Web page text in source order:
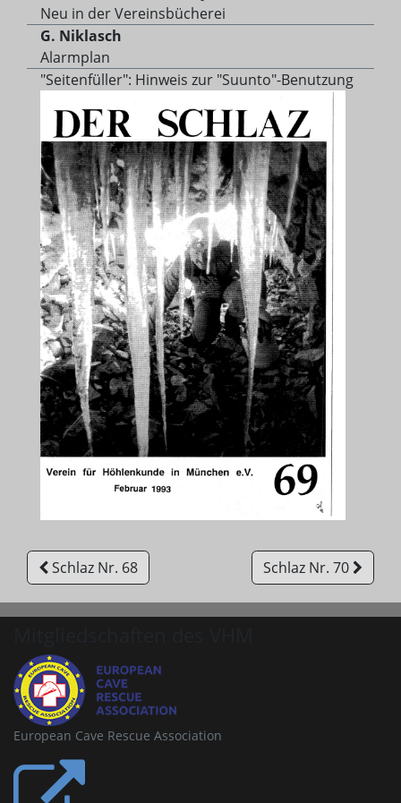
Neu in der Vereinsbücherei
G. Niklasch
Alarmplan
"Seitenfüller": Hinweis zur "Suunto"-Benutzung
Schlaz Nr. 68 Schlaz Nr. 70
European Cave Rescue Association